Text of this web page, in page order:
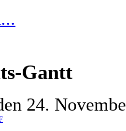
Gantt
24.